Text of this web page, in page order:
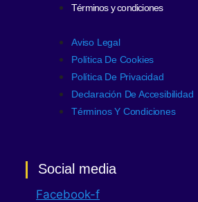
Términos y condiciones
Aviso Legal
Política De Cookies
Política De Privacidad
Declaración De Accesibilidad
Términos Y Condiciones
Social media
Facebook-f